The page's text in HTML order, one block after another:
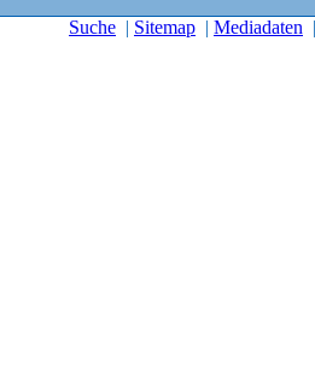
Suche | Sitemap | Mediadaten |